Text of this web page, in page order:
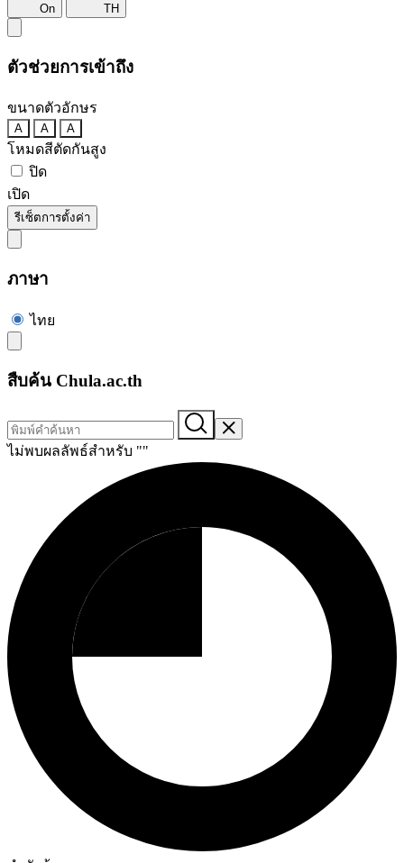
On TH
ตัวช่วยการเข้าถึง
ขนาดตัวอักษร
A A A
โหมดสีตัดกันสูง
ปิด
เปิด
รีเซ็ตการตั้งค่า
ภาษา
ไทย
สืบค้น Chula.ac.th
ไม่พบผลลัพธ์สำหรับ ""